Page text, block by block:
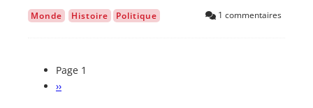
Monde Histoire Politique 1 commentaires
Pagination
Page 1
Page
››